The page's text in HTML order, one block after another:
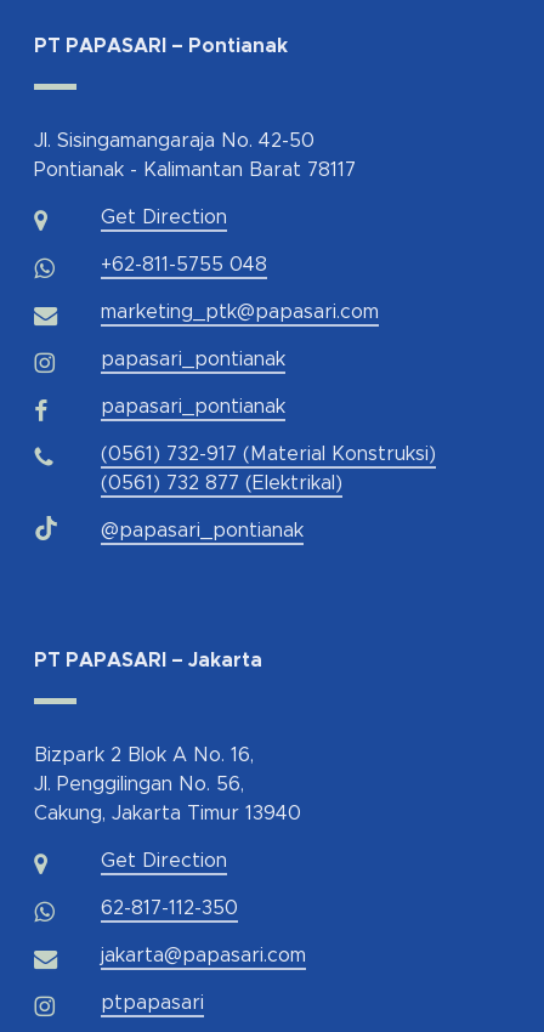
PT PAPASARI – Pontianak
Jl. Sisingamangaraja No. 42-50
Pontianak - Kalimantan Barat 78117
Get Direction
+62-811-5755 048
marketing_ptk@papasari.com
papasari_pontianak
papasari_pontianak
(0561) 732-917 (Material Konstruksi)
(0561) 732 877 (Elektrikal)
@papasari_pontianak
PT PAPASARI – Jakarta
Bizpark 2 Blok A No. 16,
Jl. Penggilingan No. 56,
Cakung, Jakarta Timur 13940
Get Direction
62-817-112-350
jakarta@papasari.com
ptpapasari